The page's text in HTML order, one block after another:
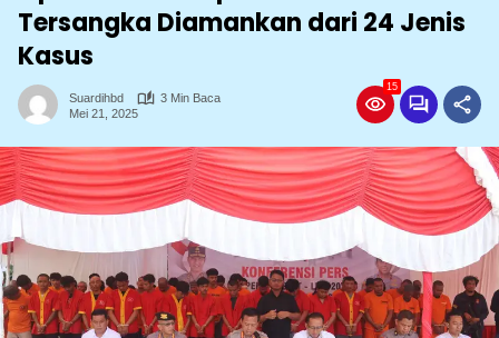
Tersangka Diamankan dari 24 Jenis
Kasus
Suardihbd
3 Min Baca
Mei 21, 2025
15